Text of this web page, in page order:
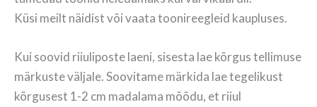
Küsi meilt näidist või vaata toonireegleid kaupluses.
Kui soovid riiuliposte laeni, sisesta lae kõrgus tellimuse
märkuste väljale. Soovitame märkida lae tegelikust
kõrgusest 1-2 cm madalama mõõdu, et riiul